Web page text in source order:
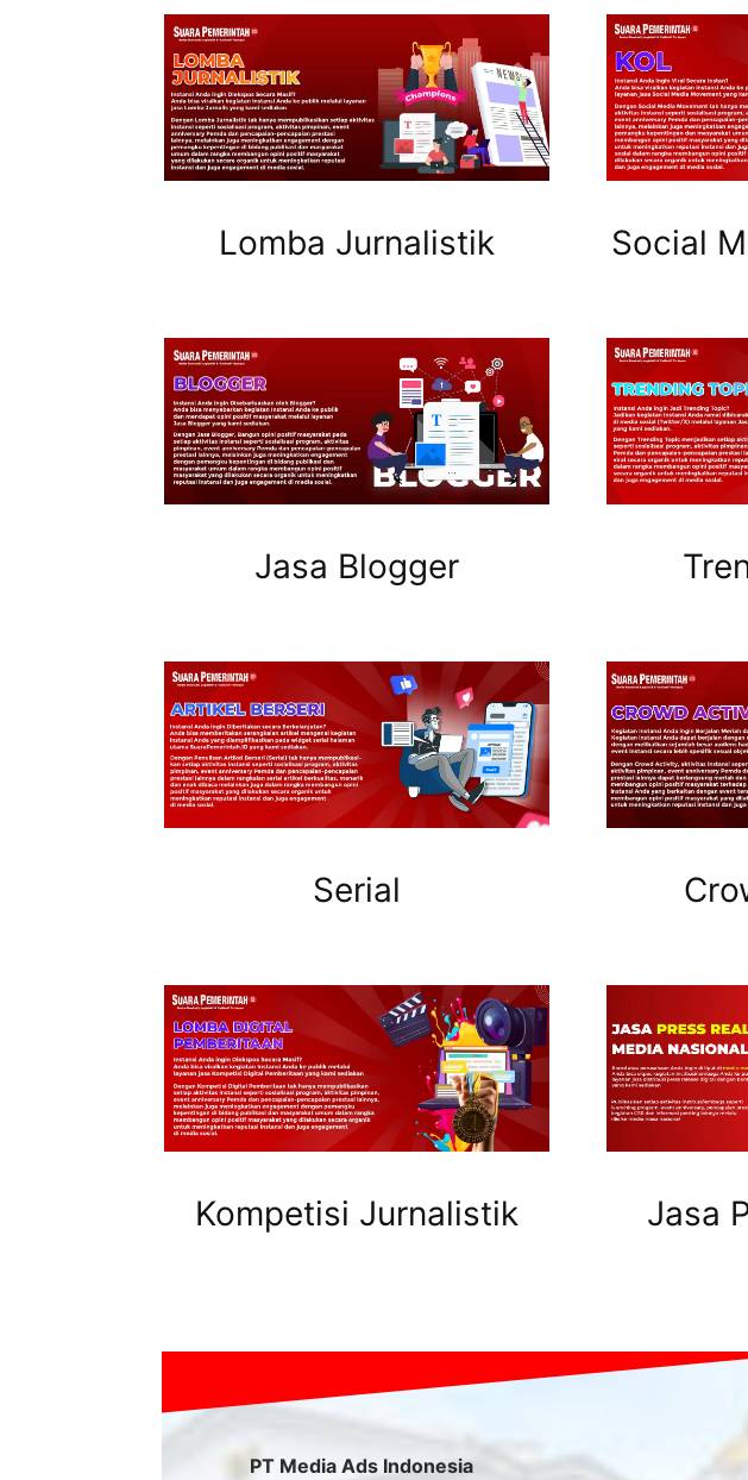
Lomba Jurnalistik
Jasa Blogger
Serial
Kompetisi Jurnalistik
Social
Jasa
PT Media Ads Indonesia